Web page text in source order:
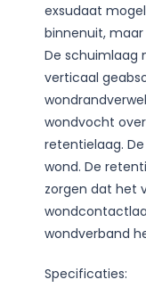
exsudaat
binnenuit,
De schuimlaag
verticaal
wondvocht
retentielaag.
wond. De
zorgen dat het
wondverband
Specificaties: